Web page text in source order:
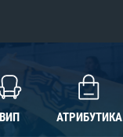
ВИП АТРИБУТИКА